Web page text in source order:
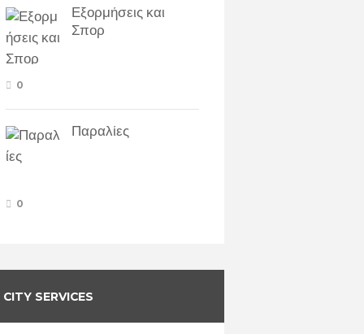
Εξορμήσεις και
Σπορ
0
Παραλίες
0
CITY SERVICES